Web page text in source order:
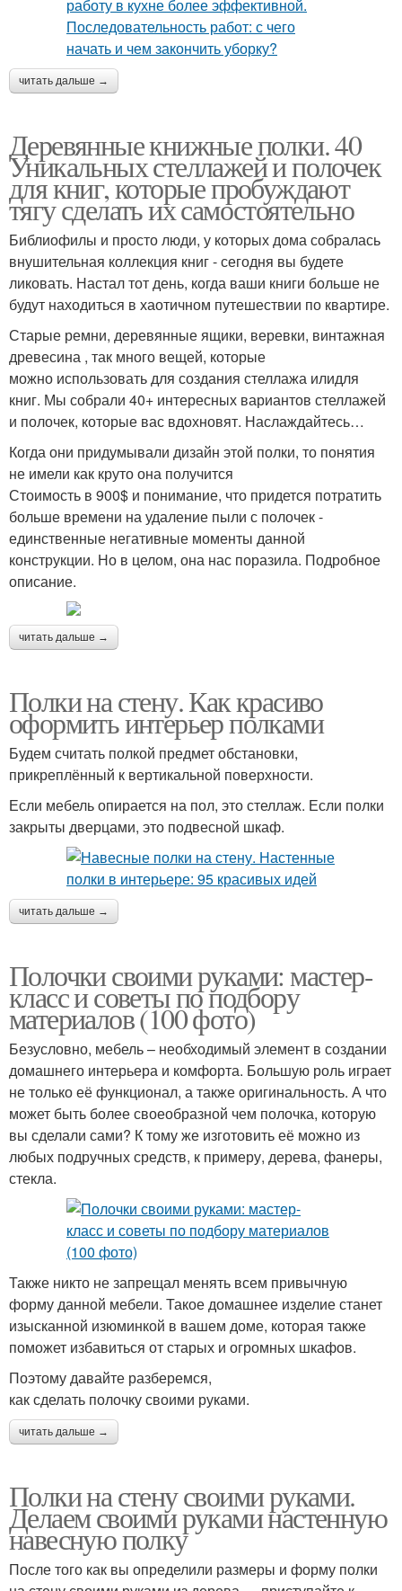
читать дальше →
Деревянные книжные полки. 40
Уникальных стеллажей и полочек
для книг, которые пробуждают
тягу сделать их самостоятельно
Библиофилы и просто люди, у которых дома собралась
внушительная коллекция книг - сегодня вы будете
ликовать. Настал тот день, когда ваши книги больше не
будут находиться в хаотичном путешествии по квартире.
Старые ремни, деревянные ящики, веревки, винтажная
древесина , так много вещей, которые
можно использовать для создания стеллажа илидля
книг. Мы собрали 40+ интересных вариантов стеллажей
и полочек, которые вас вдохновят. Наслаждайтесь…
Когда они придумывали дизайн этой полки, то понятия
не имели как круто она получится
Стоимость в 900$ и понимание, что придется потратить
больше времени на удаление пыли с полочек -
единственные негативные моменты данной
конструкции. Но в целом, она нас поразила. Подробное
описание.
читать дальше →
Полки на стену. Как красиво
оформить интерьер полками
Будем считать полкой предмет обстановки,
прикреплённый к вертикальной поверхности.
Если мебель опирается на пол, это стеллаж. Если полки
закрыты дверцами, это подвесной шкаф.
читать дальше →
Полочки своими руками: мастер-
класс и советы по подбору
материалов (100 фото)
Безусловно, мебель – необходимый элемент в создании
домашнего интерьера и комфорта. Большую роль играет
не только её функционал, а также оригинальность. А что
может быть более своеобразной чем полочка, которую
вы сделали сами? К тому же изготовить её можно из
любых подручных средств, к примеру, дерева, фанеры,
стекла.
Также никто не запрещал менять всем привычную
форму данной мебели. Такое домашнее изделие станет
изысканной изюминкой в вашем доме, которая также
поможет избавиться от старых и огромных шкафов.
Поэтому давайте разберемся,
как сделать полочку своими руками.
читать дальше →
Полки на стену своими руками.
Делаем своими руками настенную
навесную полку
После того как вы определили размеры и форму полки